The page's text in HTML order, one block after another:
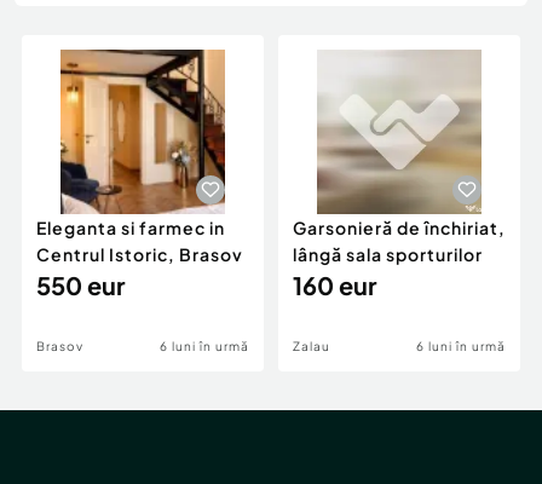
Animale de companie
Afaceri și echipamente profesionale
Inchiriere Bunuri si Vehicule
Piese auto si accesorii
Dacia Duster
Eleganta si farmec in
Centrul Istoric, Brasov
550 eur
Brasov 6 luni în urmă
Garsonieră de închiriat,
lângă sala sporturilor
160 eur
Zalau 6 luni în urmă